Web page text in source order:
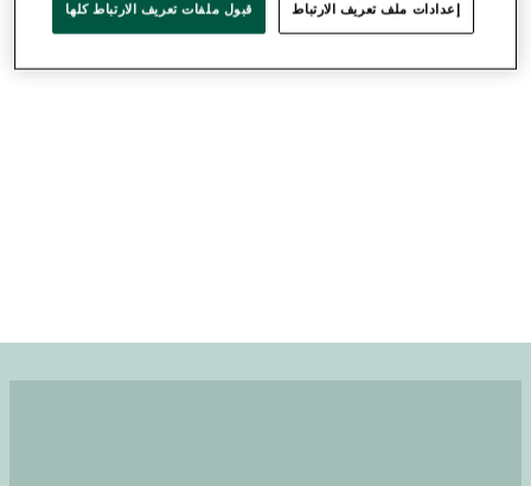
●
●
●
إعدادات ملف تعريف الارتباط قبول ملفات تعريف الارتباط كلها